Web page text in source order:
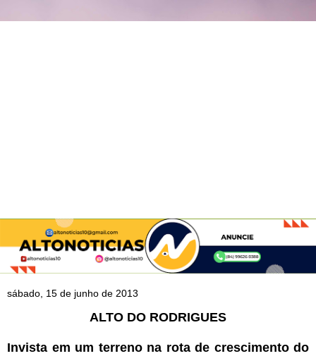
sábado, 15 de junho de 2013
ALTO DO RODRIGUES
Invista em um terreno na rota de crescimento do